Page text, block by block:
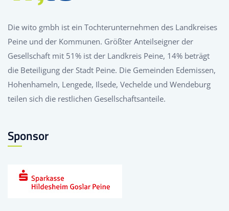
Die wito gmbh ist ein Tochterunternehmen des Landkreises
Peine und der Kommunen. Größter Anteilseigner der
Gesellschaft mit 51% ist der Landkreis Peine, 14% beträgt
die Beteiligung der Stadt Peine. Die Gemeinden Edemissen,
Hohenhameln, Lengede, Ilsede, Vechelde und Wendeburg
teilen sich die restlichen Gesellschaftsanteile.
Sponsor